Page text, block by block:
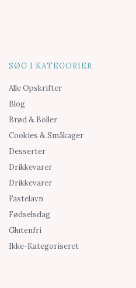
SØG I KATEGORIER
Alle Opskrifter
Blog
Brød & Boller
Cookies & Småkager
Desserter
Drikkevarer
Drikkevarer
Fastelavn
Fødselsdag
Glutenfri
Ikke-Kategoriseret